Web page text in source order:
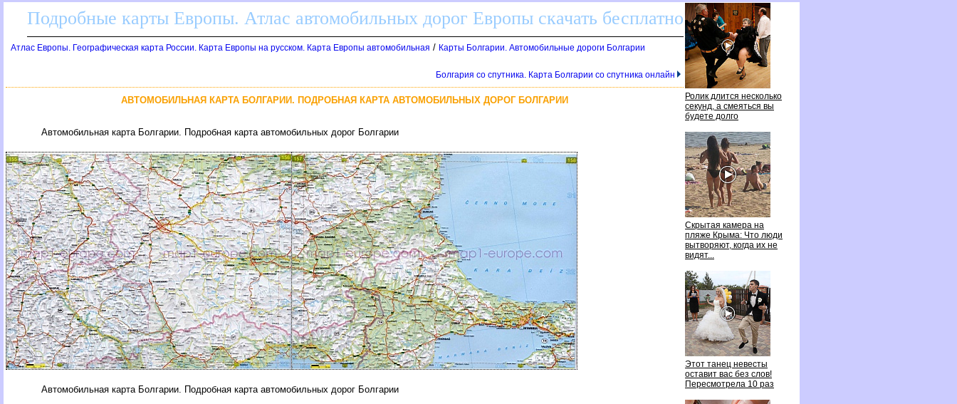
Ролик длится несколько
секунд, а смеяться вы
удете долго
Скрытая камера на
пляже Крыма: Что люди
ытворяют, когда их не
идят...
Этот танец невесты
оставит вас без слов!
Пересмотрела 10 раз
Подробные карты Европы. Атлас автомобильных дорог Европы скачать бесплатно
Атлас Европы. Географическая карта России. Карта Европы на русском. Карта Европы автомобильная / Карты Болгарии. Автомобильные дороги Болгарии
Болгария со спутника. Карта Болгарии со спутника онлайн
АВТОМОБИЛЬНАЯ КАРТА БОЛГАРИИ. ПОДРОБНАЯ КАРТА АВТОМОБИЛЬНЫХ ДОРОГ БОЛГАРИИ
Автомобильная карта Болгарии. Подробная карта автомобильных дорог Болгарии
Автомобильная карта Болгарии. Подробная карта автомобильных дорог Болгарии